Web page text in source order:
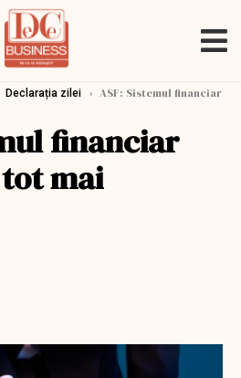
Declarația zilei › ASF: Sistemul financiar
financiar
mai